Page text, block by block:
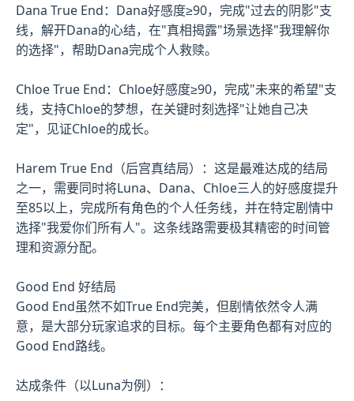
Dana True End：Dana好感度≥90，完成"过去的阴影"支
线，解开Dana的心结，在"真相揭露"场景选择"我理解你
的选择"，帮助Dana完成个人救赎。
Chloe True End：Chloe好感度≥90，完成"未来的希望"支
线，支持Chloe的梦想，在关键时刻选择"让她自己决
定"，见证Chloe的成长。
Harem True End（后宫真结局）：这是最难达成的结局
之一，需要同时将Luna、Dana、Chloe三人的好感度提升
至85以上，完成所有角色的个人任务线，并在特定剧情中
选择"我爱你们所有人"。这条线路需要极其精密的时间管
理和资源分配。
Good End 好结局
Good End虽然不如True End完美，但剧情依然令人满
意，是大部分玩家追求的目标。每个主要角色都有对应的
Good End路线。
达成条件（以Luna为例）：